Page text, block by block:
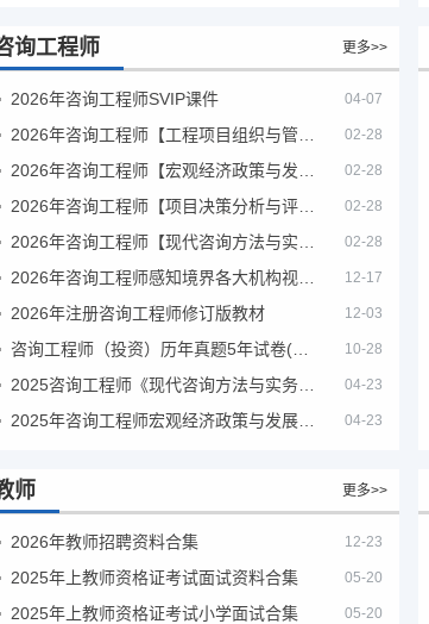
询工程师 更多>>
2026年咨询工程师SVIP课件 04-07
02-28
02-28
02-28
02-28
12-17
2026年注册咨询工程师修订版教材 12-03
10-28
04-23
04-23
师 更多>>
2026年教师招聘资料合集 12-23
2025年上教师资格证考试面试资料合集 05-20
2025年上教师资格证考试小学面试合集 05-20